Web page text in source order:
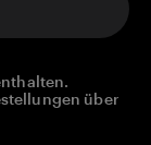
über